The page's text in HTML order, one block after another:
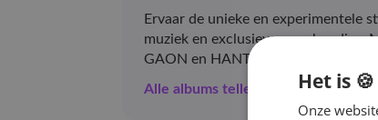
Ervaar de unieke en experimentele
muziek en exclusieve merchandise.
GAON en HANTEO charts.
Alle albums tellen mee voor de
Het is
Onze